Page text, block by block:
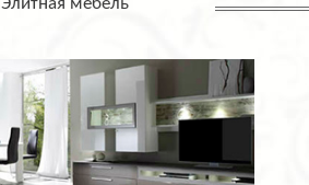
Элитная мебель